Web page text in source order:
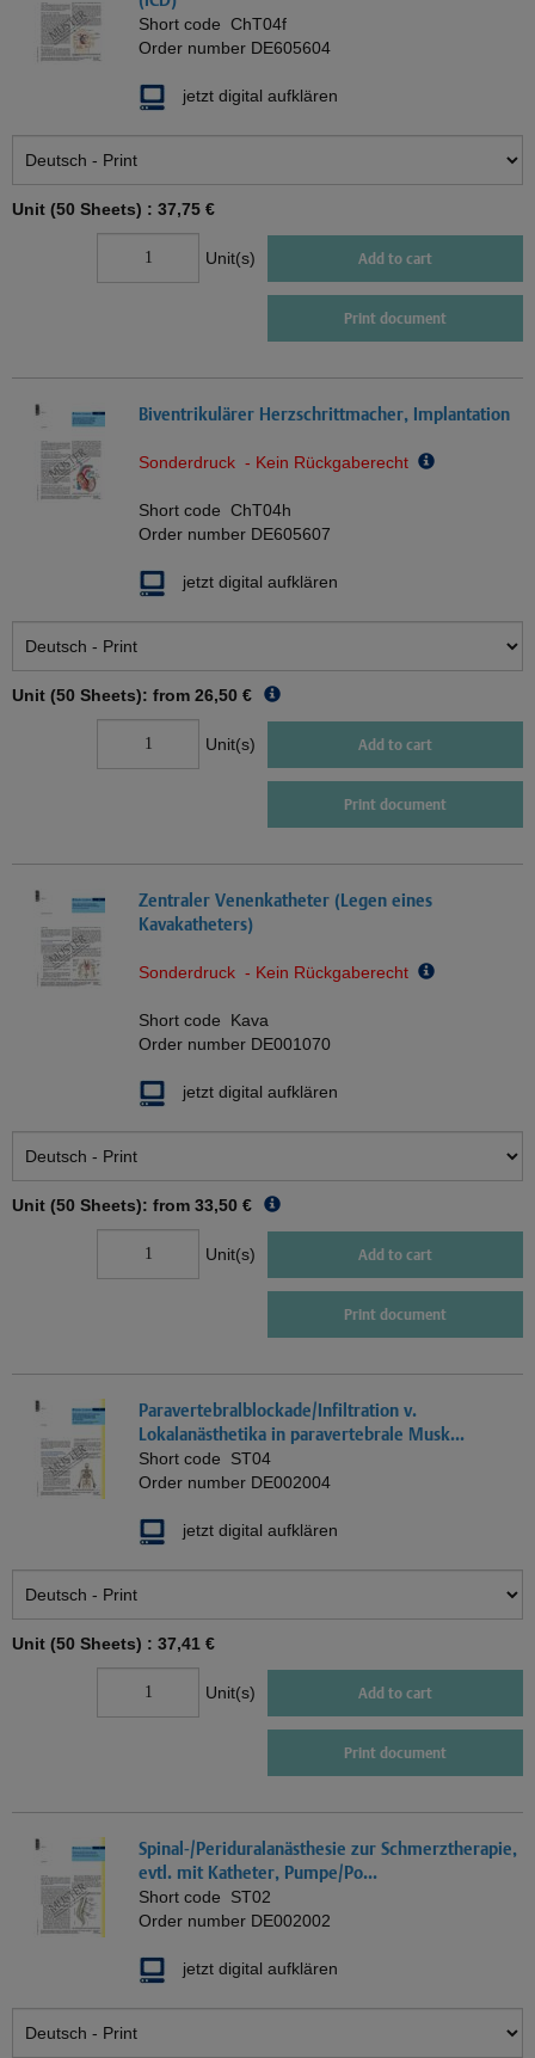
Short code ChT04f
Order number DE605604
jetzt digital aufklären
Unit (50 Sheets) : 37,75 €
Unit(s) Add to cart
Print document
Biventrikulärer Herzschrittmacher, Implantation
Sonderdruck - Kein Rückgaberecht
Short code ChT04h
Order number DE605607
jetzt digital aufklären
Unit (50 Sheets): from 26,50 €
Unit(s) Add to cart
Print document
Zentraler Venenkatheter (Legen eines
Kavakatheters)
Sonderdruck - Kein Rückgaberecht
Short code Kava
Order number DE001070
jetzt digital aufklären
Unit (50 Sheets): from 33,50 €
Unit(s) Add to cart
Print document
Paravertebralblockade/Infiltration v.
Lokalanästhetika in paravertebrale Musk...
Short code ST04
Order number DE002004
jetzt digital aufklären
Unit (50 Sheets) : 37,41 €
Unit(s) Add to cart
Print document
Spinal-/Periduralanästhesie zur Schmerztherapie,
evtl. mit Katheter, Pumpe/Po...
Short code ST02
Order number DE002002
jetzt digital aufklären